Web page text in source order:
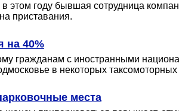
этом году бывшая сотрудница
приставания.
на 40%
гражданам с иностранными
в некоторых
места